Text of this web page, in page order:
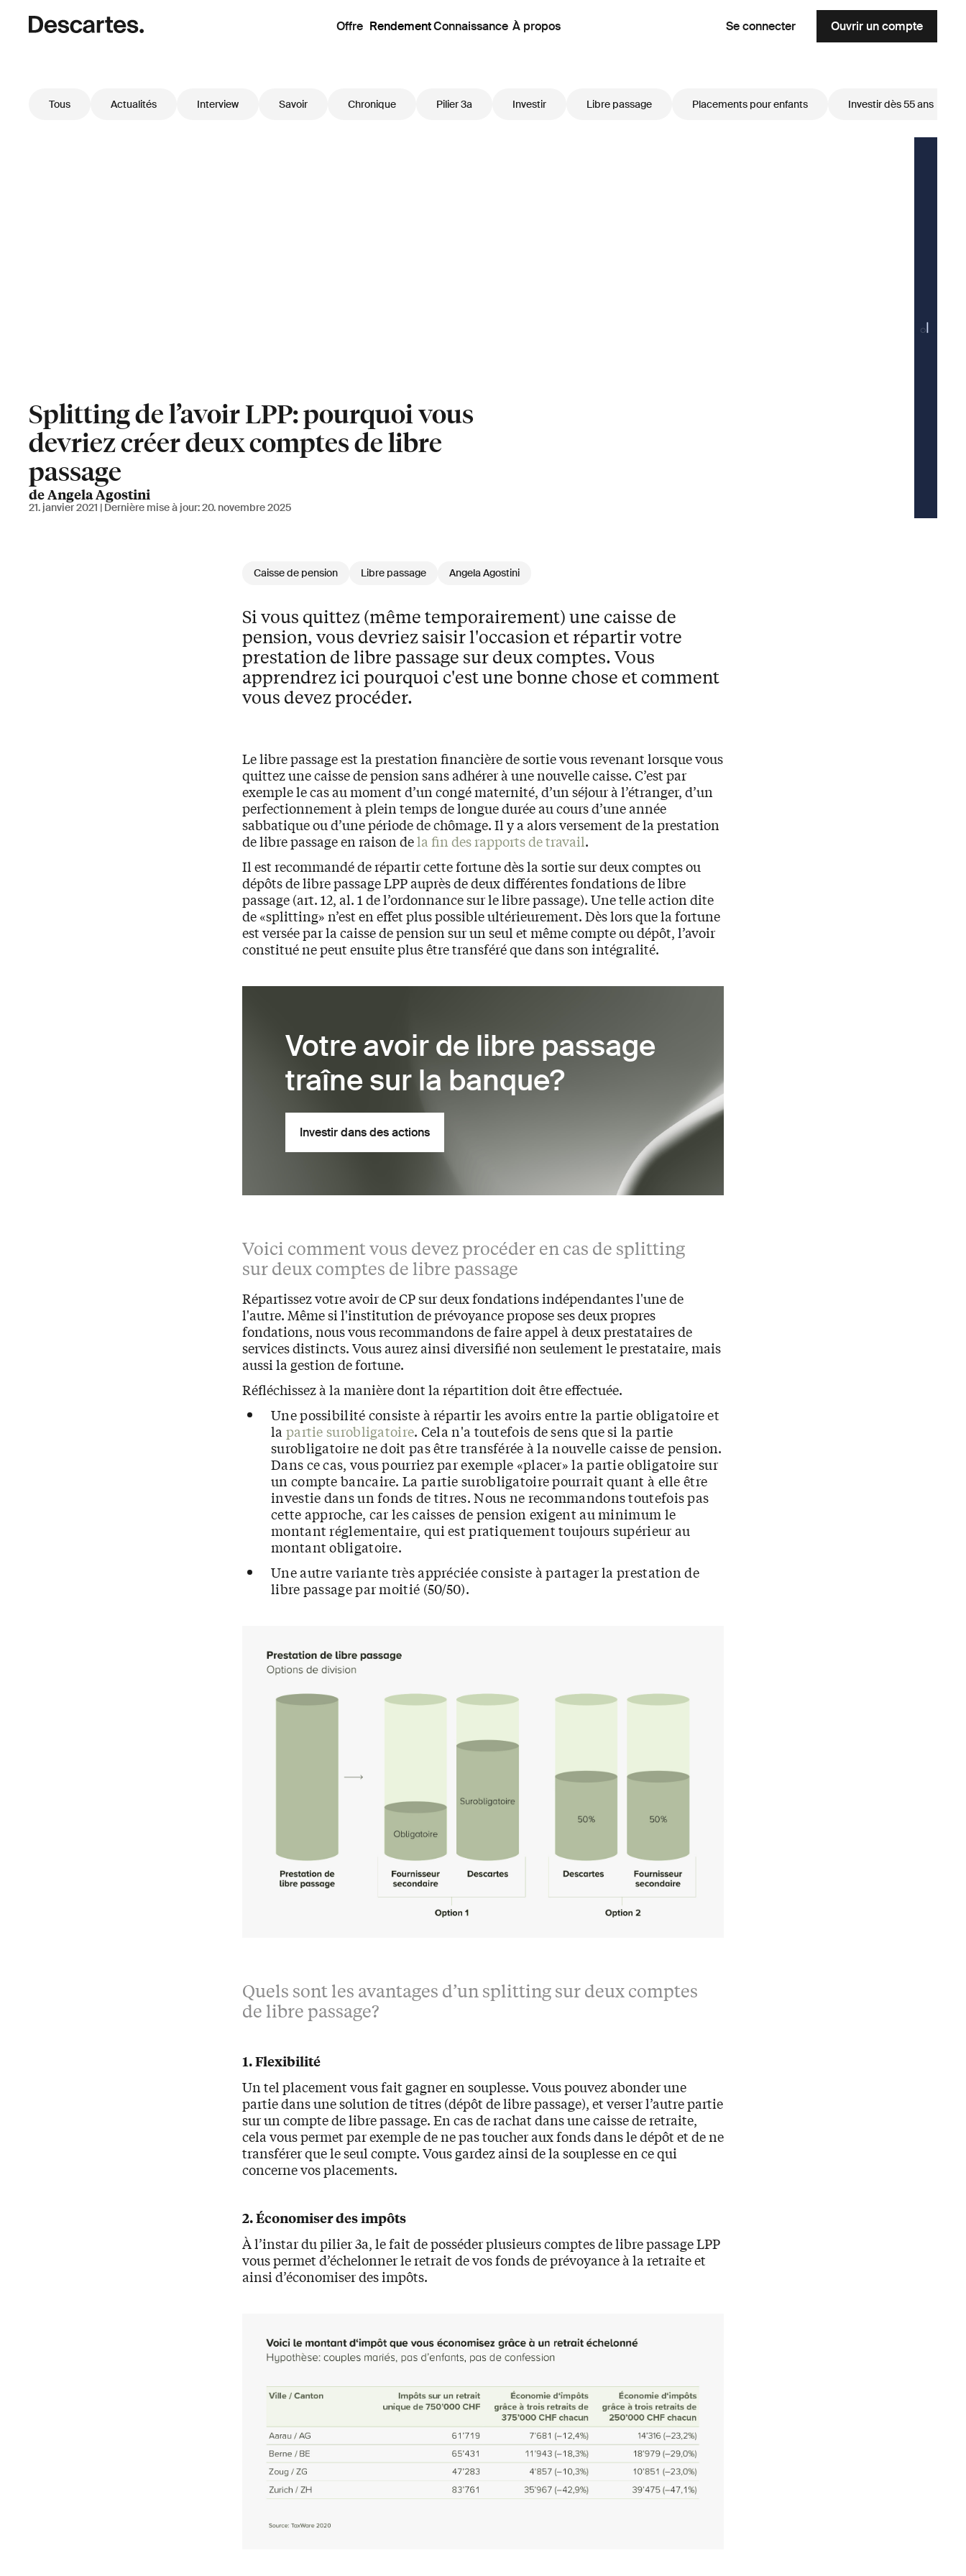
Offre RendementConnaissance À propos Se connecter Ouvrir un compte
Tous Actualités Interview Savoir Chronique Pilier 3a Investir Libre passage Placements pour enfants Investir dès 55 ans
Splitting de l’avoir LPP: pourquoi vous
devriez créer deux comptes de libre
passage
de Angela Agostini
21. janvier 2021 | Dernière mise à jour:20. novembre 2025
Caisse de pension Libre passage Angela Agostini
Si vous quittez (même temporairement) une caisse de
pension, vous devriez saisir l'occasion et répartir votre
prestation de libre passage sur deux comptes. Vous
apprendrez ici pourquoi c'est une bonne chose et comment
vous devez procéder.
Le libre passage est la prestation financière de sortie vous revenant lorsque vous
quittez une caisse de pension sans adhérer à une nouvelle caisse. C’est par
exemple le cas au moment d’un congé maternité, d’un séjour à l’étranger, d’un
perfectionnement à plein temps de longue durée au cours d’une année
sabbatique ou d’une période de chômage. Il y a alors versement de la prestation
de libre passage en raison dela fin des rapports de travail.
Il est recommandé de répartir cette fortune dès la sortie sur deux comptes ou
dépôts de libre passage LPP auprès de deux différentes fondations de libre
passage (art. 12, al. 1 de l’ordonnance sur le libre passage). Une telle action dite
de «splitting» n’est en effet plus possible ultérieurement. Dès lors que la fortune
est versée par la caisse de pension sur un seul et même compte ou dépôt, l’avoir
constitué ne peut ensuite plus être transféré que dans son intégralité.
Votre avoir de libre passage
traîne sur la banque?
Investir dans des actions
Voici comment vous devez procéder en cas de splitting
sur deux comptes de libre passage
Répartissez votre avoir de CP sur deux fondations indépendantes l'une de
l'autre. Même si l'institution de prévoyance propose ses deux propres
fondations, nous vous recommandons de faire appel à deux prestataires de
services distincts. Vous aurez ainsi diversifié non seulement le prestataire, mais
aussi la gestion de fortune.
Réfléchissez à la manière dont la répartition doit être effectuée.
Une possibilité consiste à répartir les avoirs entre la partie obligatoire et
la partie surobligatoire. Cela n'a toutefois de sens que si la partie
surobligatoire ne doit pas être transférée à la nouvelle caisse de pension.
Dans ce cas, vous pourriez par exemple «placer» la partie obligatoire sur
un compte bancaire. La partie surobligatoire pourrait quant à elle être
investie dans un fonds de titres. Nous ne recommandons toutefois pas
cette approche, car les caisses de pension exigent au minimum le
montant réglementaire, qui est pratiquement toujours supérieur au
montant obligatoire.
Une autre variante très appréciée consiste à partager la prestation de
libre passage par moitié (50/50).
Quels sont les avantages d’un splitting sur deux comptes
de libre passage?
1. Flexibilité
Un tel placement vous fait gagner en souplesse. Vous pouvez abonder une
partie dans une solution de titres (dépôt de libre passage), et verser l’autre partie
sur un compte de libre passage. En cas de rachat dans une caisse de retraite,
cela vous permet par exemple de ne pas toucher aux fonds dans le dépôt et de ne
transférer que le seul compte. Vous gardez ainsi de la souplesse en ce qui
concerne vos placements.
2. Économiser des impôts
À l’instar du pilier 3a, le fait de posséder plusieurs comptes de libre passage LPP
vous permet d’échelonner le retrait de vos fonds de prévoyance à la retraite et
ainsi d’économiser des impôts.